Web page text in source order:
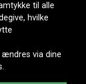
AB
til alle
hvilke
via dine